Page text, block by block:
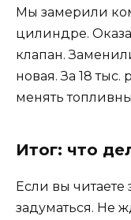
Мы замерили
цилиндре.
клапан.
новая. За 18
менять
Итог: что
Если вы читаете
задуматься. Не